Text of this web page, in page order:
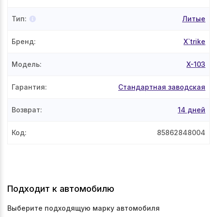
Тип: Литые
Бренд: X`trike
Модель: X-103
Гарантия: Стандартная заводская
Возврат: 14 дней
Код: 85862848004
Подходит к автомобилю
Выберите подходящую марку автомобиля